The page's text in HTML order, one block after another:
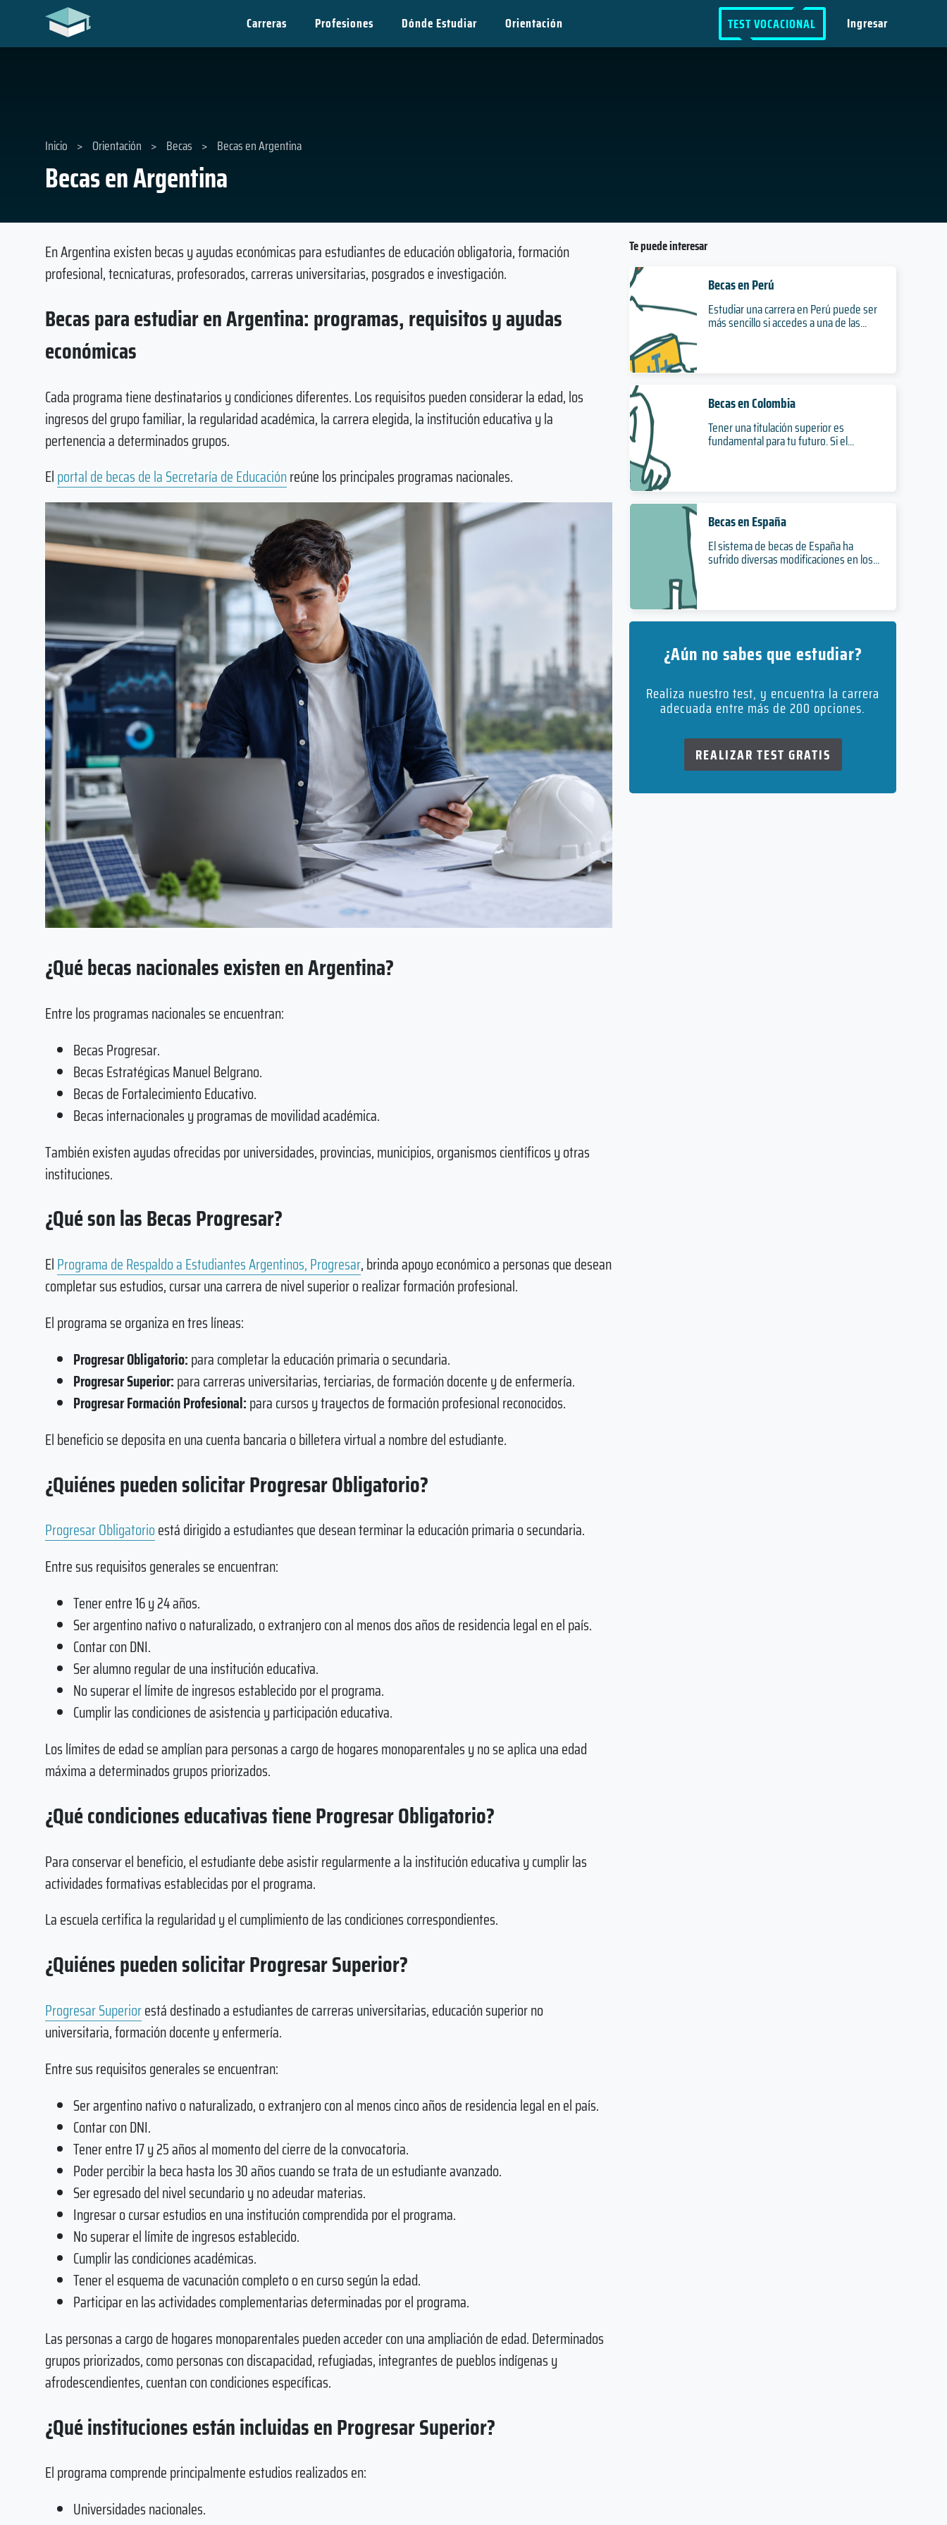
Carreras Profesiones Dónde Estudiar Orientación TEST VOCACIONAL Ingresar
Becas en Argentina
Inicio > Orientación > Becas > Becas en Argentina
En Argentina existen becas y ayudas económicas para estudiantes de educación obligatoria, formación
profesional, tecnicaturas, profesorados, carreras universitarias, posgrados e investigación.
Becas para estudiar en Argentina: programas, requisitos y ayudas
económicas
Cada programa tiene destinatarios y condiciones diferentes. Los requisitos pueden considerar la edad, los
ingresos del grupo familiar, la regularidad académica, la carrera elegida, la institución educativa y la
pertenencia a determinados grupos.
Elportal de becas de la Secretaría de Educaciónreúne los principales programas nacionales.
¿Qué becas nacionales existen en Argentina?
Entre los programas nacionales se encuentran:
Becas Progresar.
Becas Estratégicas Manuel Belgrano.
Becas de Fortalecimiento Educativo.
Becas internacionales y programas de movilidad académica.
También existen ayudas ofrecidas por universidades, provincias, municipios, organismos científicos y otras
instituciones.
¿Qué son las Becas Progresar?
ElPrograma de Respaldo a Estudiantes Argentinos, Progresar, brinda apoyo económico a personas que desean
completar sus estudios, cursar una carrera de nivel superior o realizar formación profesional.
El programa se organiza en tres líneas:
Progresar Obligatorio:para completar la educación primaria o secundaria.
Progresar Superior:para carreras universitarias, terciarias, de formación docente y de enfermería.
Progresar Formación Profesional:para cursos y trayectos de formación profesional reconocidos.
El beneficio se deposita en una cuenta bancaria o billetera virtual a nombre del estudiante.
¿Quiénes pueden solicitar Progresar Obligatorio?
Progresar Obligatorioestá dirigido a estudiantes que desean terminar la educación primaria o secundaria.
Entre sus requisitos generales se encuentran:
Tener entre 16 y 24 años.
Ser argentino nativo o naturalizado, o extranjero con al menos dos años de residencia legal en el país.
Contar con DNI.
Ser alumno regular de una institución educativa.
No superar el límite de ingresos establecido por el programa.
Cumplir las condiciones de asistencia y participación educativa.
Los límites de edad se amplían para personas a cargo de hogares monoparentales y no se aplica una edad
máxima a determinados grupos priorizados.
¿Qué condiciones educativas tiene Progresar Obligatorio?
Para conservar el beneficio, el estudiante debe asistir regularmente a la institución educativa y cumplir las
actividades formativas establecidas por el programa.
La escuela certifica la regularidad y el cumplimiento de las condiciones correspondientes.
¿Quiénes pueden solicitar Progresar Superior?
Progresar Superiorestá destinado a estudiantes de carreras universitarias, educación superior no
universitaria, formación docente y enfermería.
Entre sus requisitos generales se encuentran:
Ser argentino nativo o naturalizado, o extranjero con al menos cinco años de residencia legal en el país.
Contar con DNI.
Tener entre 17 y 25 años al momento del cierre de la convocatoria.
Poder percibir la beca hasta los 30 años cuando se trata de un estudiante avanzado.
Ser egresado del nivel secundario y no adeudar materias.
Ingresar o cursar estudios en una institución comprendida por el programa.
No superar el límite de ingresos establecido.
Cumplir las condiciones académicas.
Tener el esquema de vacunación completo o en curso según la edad.
Participar en las actividades complementarias determinadas por el programa.
Las personas a cargo de hogares monoparentales pueden acceder con una ampliación de edad. Determinados
grupos priorizados, como personas con discapacidad, refugiadas, integrantes de pueblos indígenas y
afrodescendientes, cuentan con condiciones específicas.
¿Qué instituciones están incluidas en Progresar Superior?
El programa comprende principalmente estudios realizados en:
Universidades nacionales.
Te puede interesar
Becas en Perú
Estudiar una carrera en Perú puede ser
más sencillo si accedes a una de las...
Becas en Colombia
Tener una titulación superior es
fundamental para tu futuro. Si el...
Becas en España
El sistema de becas de España ha
sufrido diversas modificaciones en los...
¿Aún no sabes que estudiar?
Realiza nuestro test, y encuentra la carrera
adecuada entre más de 200 opciones.
REALIZAR TEST GRATIS